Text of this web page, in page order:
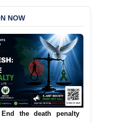
NOW
End the death penalty
End and Criminalise